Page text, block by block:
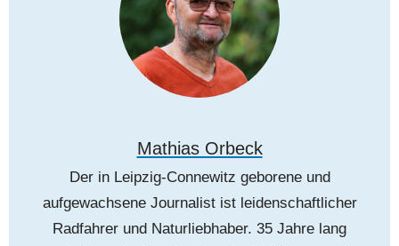
Mathias Orbeck
Der in Leipzig-Connewitz geborene und
aufgewachsene Journalist ist leidenschaftlicher
Radfahrer und Naturliebhaber. 35 Jahre lang